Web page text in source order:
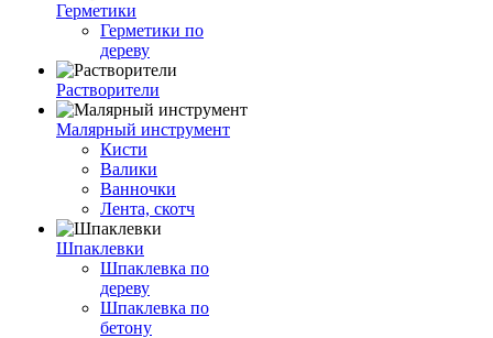
Герметики
Герметики по
дереву
Растворители
Малярный инструмент
Кисти
Валики
Ванночки
Лента, скотч
Шпаклевки
Шпаклевка по
дереву
Шпаклевка по
бетону